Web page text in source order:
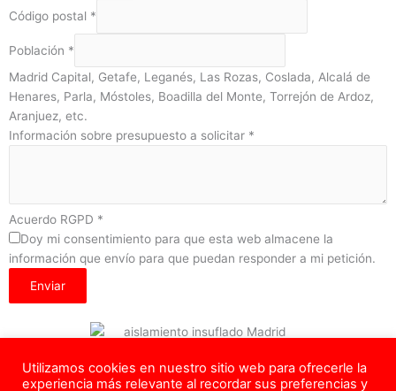
Código postal *
Población *
Madrid Capital, Getafe, Leganés, Las Rozas, Coslada, Alcalá de
Henares, Parla, Móstoles, Boadilla del Monte, Torrejón de Ardoz,
Aranjuez, etc.
Información sobre presupuesto a solicitar *
Acuerdo RGPD *
Doy mi consentimiento para que esta web almacene la
información que envío para que puedan responder a mi petición.
Enviar
Copyright © 2026 – Todos los Derechos Reservados –
Utilizamos cookies en nuestro sitio web para ofrecerle la
experiencia más relevante al recordar sus preferencias y